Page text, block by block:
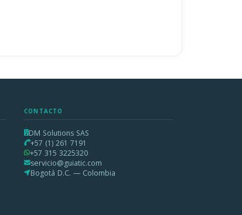
CONTACTO
DM Solutions SAS
+57 (1) 261 7191
+57 315 3225320
servicio@guiatic.com
Bogotá D.C. — Colombia